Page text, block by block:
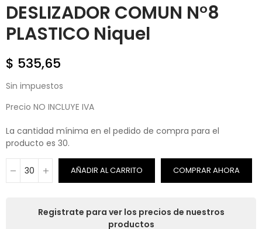
DESLIZADOR COMUN N°8
PLASTICO Niquel
$ 535,65
Sin impuestos
Precio NO INCLUYE IVA
La cantidad mínima en el pedido de compra para el
producto es 30.
AÑADIR AL CARRITO COMPRAR AHORA
Registrate para ver los precios de nuestros
productos